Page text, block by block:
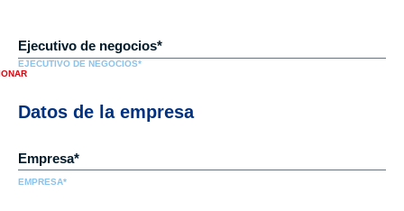
EJECUTIVO DE NEGOCIOS*
Datos de la empresa
EMPRESA*